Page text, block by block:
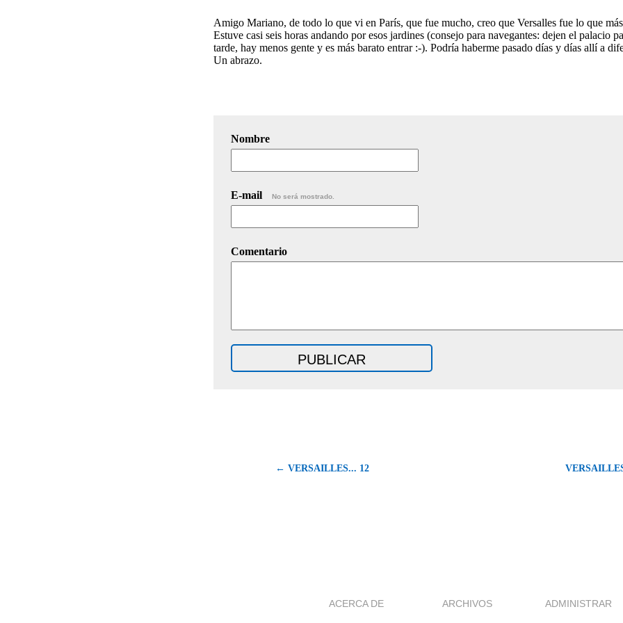
Amigo Mariano, de todo lo que vi en París, que fue mucho, creo que Versalles fue lo que
Estuve casi seis horas andando por esos jardines (consejo para navegantes: dejen el palacio
tarde, hay menos gente y es más barato entrar :-). Podría haberme pasado días y días allí a
Un abrazo.
Nombre
E-mail No será mostrado.
Comentario
← VERSAILLES... 12
ACERCA DE ARCHIVOS ADMINISTRAR